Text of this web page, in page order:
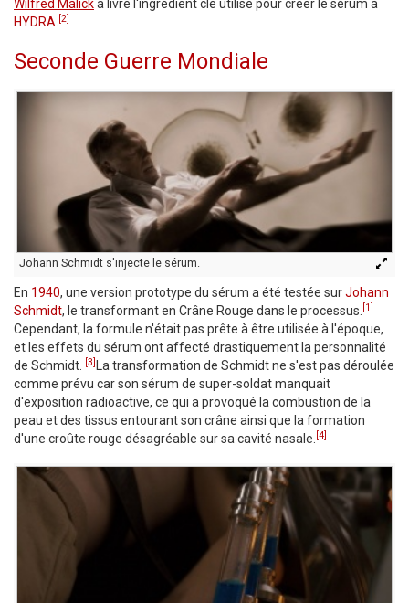
Wilfred Malicka livré l'ingrédient clé utilisé pour créer le sérum à
HYDRA. [2]
Seconde Guerre Mondiale
Johann Schmidt s'injecte le sérum.
En 1940, une version prototype du sérum a été testée surJohann
Schmidt, le transformant en Crâne Rouge dans le processus. [1]
Cependant, la formule n'était pas prête à être utilisée à l'époque,
et les effets du sérum ont affecté drastiquement la personnalité
de Schmidt. [3] La transformation de Schmidt ne s'est pas déroulée
comme prévu car son sérum de super-soldat manquait
d'exposition radioactive, ce qui a provoqué la combustion de la
peau et des tissus entourant son crâne ainsi que la formation
d'une croûte rouge désagréable sur sa cavité nasale. [4]